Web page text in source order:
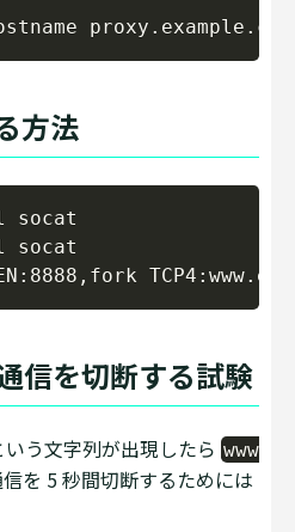
方法
socat
socat
信を切断する試験
う文字列が出現したら www
を 5 秒間切断するためには